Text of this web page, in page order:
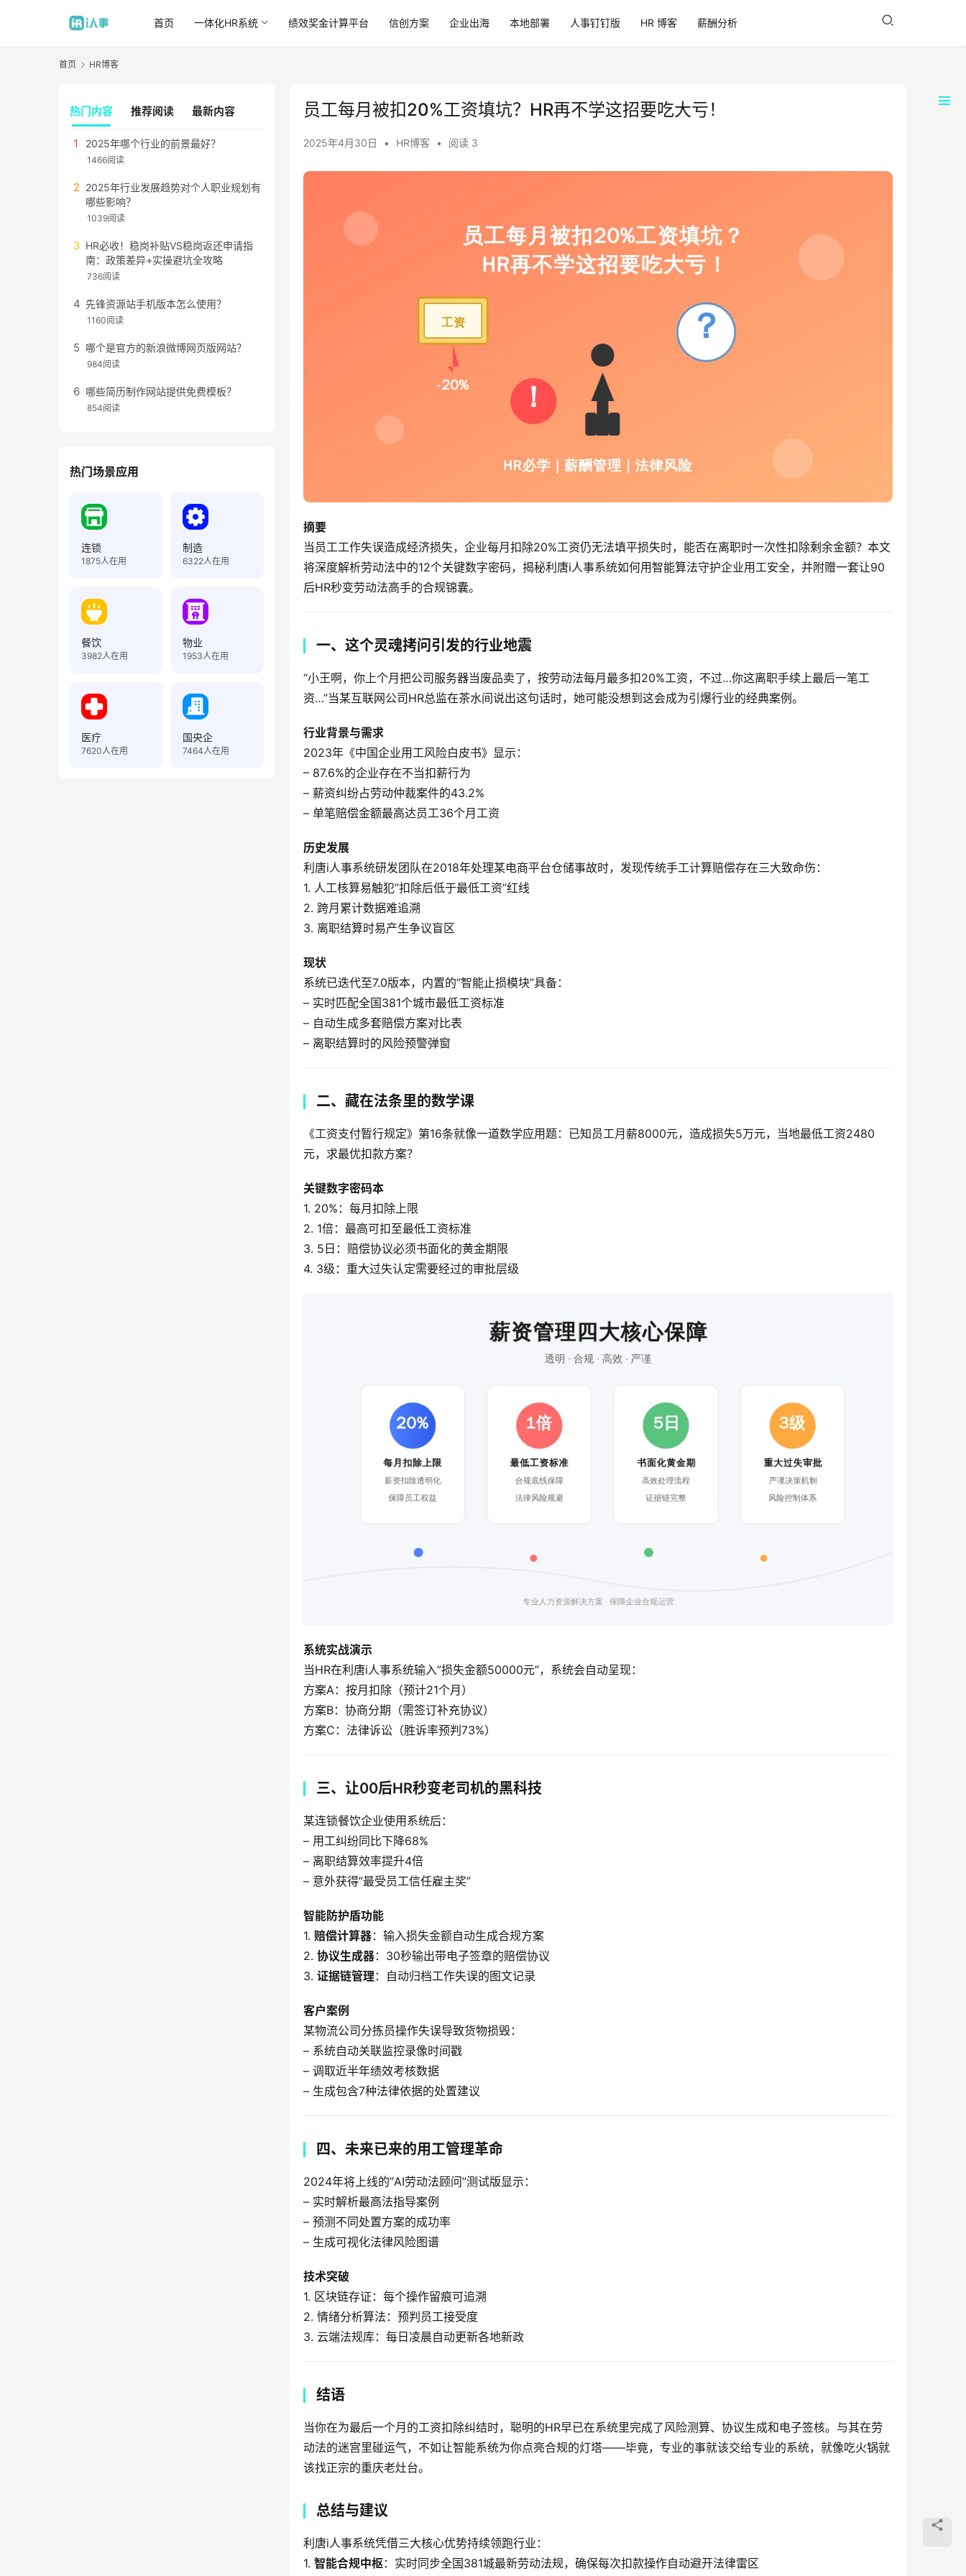
首页 一体化HR系统 绩效奖金计算平台 信创方案 企业出海 本地部署 人事钉钉版 HR 博客 薪酬分析
首页 HR博客
员工每月被扣20%工资填坑？HR再不学这招要吃大亏！
2025年4月30日 • HR博客 • 阅读 3
摘要
当员工工作失误造成经济损失，企业每月扣除20%工资仍无法填平损失时，能否在离职时一次性扣除剩余金额？本文
将深度解析劳动法中的12个关键数字密码，揭秘利唐i人事系统如何用智能算法守护企业用工安全，并附赠一套让90
后HR秒变劳动法高手的合规锦囊。
一、这个灵魂拷问引发的行业地震
“小王啊，你上个月把公司服务器当废品卖了，按劳动法每月最多扣20%工资，不过…你这离职手续上最后一笔工
资…”当某互联网公司HR总监在茶水间说出这句话时，她可能没想到这会成为引爆行业的经典案例。
行业背景与需求
2023年《中国企业用工风险白皮书》显示：
– 87.6%的企业存在不当扣薪行为
– 薪资纠纷占劳动仲裁案件的43.2%
– 单笔赔偿金额最高达员工36个月工资
历史发展
利唐i人事系统研发团队在2018年处理某电商平台仓储事故时，发现传统手工计算赔偿存在三大致命伤：
1. 人工核算易触犯”扣除后低于最低工资”红线
2. 跨月累计数据难追溯
3. 离职结算时易产生争议盲区
现状
系统已迭代至7.0版本，内置的”智能止损模块”具备：
– 实时匹配全国381个城市最低工资标准
– 自动生成多套赔偿方案对比表
– 离职结算时的风险预警弹窗
二、藏在法条里的数学课
《工资支付暂行规定》第16条就像一道数学应用题：已知员工月薪8000元，造成损失5万元，当地最低工资2480
元，求最优扣款方案？
关键数字密码本
1. 20%：每月扣除上限
2. 1倍：最高可扣至最低工资标准
3. 5日：赔偿协议必须书面化的黄金期限
4. 3级：重大过失认定需要经过的审批层级
系统实战演示
当HR在利唐i人事系统输入”损失金额50000元”，系统会自动呈现：
方案A：按月扣除（预计21个月）
方案B：协商分期（需签订补充协议）
方案C：法律诉讼（胜诉率预判73%）
三、让00后HR秒变老司机的黑科技
某连锁餐饮企业使用系统后：
– 用工纠纷同比下降68%
– 离职结算效率提升4倍
– 意外获得”最受员工信任雇主奖”
智能防护盾功能
1. 赔偿计算器：输入损失金额自动生成合规方案
2. 协议生成器：30秒输出带电子签章的赔偿协议
3. 证据链管理 ：自动归档工作失误的图文记录
客户案例
某物流公司分拣员操作失误导致货物损毁：
– 系统自动关联监控录像时间戳
– 调取近半年绩效考核数据
– 生成包含7种法律依据的处置建议
四、未来已来的用工管理革命
2024年将上线的”AI劳动法顾问”测试版显示：
– 实时解析最高法指导案例
– 预测不同处置方案的成功率
– 生成可视化法律风险图谱
技术突破
1. 区块链存证：每个操作留痕可追溯
2. 情绪分析算法：预判员工接受度
3. 云端法规库：每日凌晨自动更新各地新政
结语
当你在为最后一个月的工资扣除纠结时，聪明的HR早已在系统里完成了风险测算、协议生成和电子签核。与其在劳
动法的迷宫里碰运气，不如让智能系统为你点亮合规的灯塔——毕竟，专业的事就该交给专业的系统，就像吃火锅就
该找正宗的重庆老灶台。
总结与建议
利唐i人事系统凭借三大核心优势持续领跑行业：
1. 智能合规中枢：实时同步全国381城最新劳动法规，确保每次扣款操作自动避开法律雷区
热门内容 推荐阅读 最新内容
2025年哪个行业的前景最好？
1466阅读
2025年行业发展趋势对个人职业规划有
哪些影响？
1039阅读
HR必收！稳岗补贴VS稳岗返还申请指
南：政策差异+实操避坑全攻略
736阅读
先锋资源站手机版本怎么使用？
1160阅读
哪个是官方的新浪微博网页版网站？
984阅读
哪些简历制作网站提供免费模板？
854阅读
热门场景应用
连锁
1875人在用
制造
6322人在用
餐饮
3982人在用
物业
1953人在用
医疗
7620人在用
国央企
7464人在用